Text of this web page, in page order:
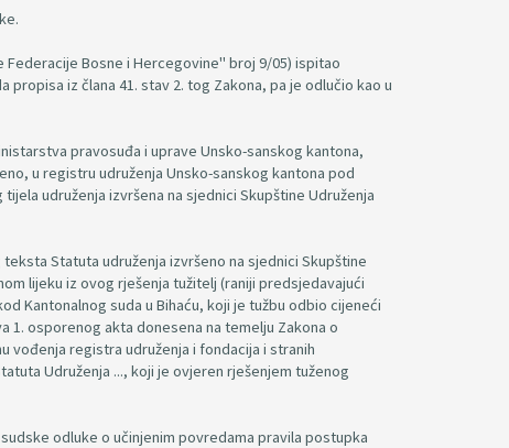
Federacije Bosne i Hercegovine" broj 9/05) ispitao
iz člana 41. stav 2. tog Zakona, pa je odlučio kao u
pravosuđa i uprave Unsko-sanskog kantona,
u registru udruženja Unsko-sanskog kantona pod
udruženja izvršena na sjednici Skupštine Udruženja
Statuta udruženja izvršeno na sjednici Skupštine
lijeku iz ovog rješenja tužitelj (raniji predsjedavajući
Kantonalnog suda u Bihaću, koji je tužbu odbio cijeneći
osporenog akta donesena na temelju Zakona o
vođenja registra udruženja i fondacija i stranih
Udruženja ..., koji je ovjeren rješenjem tuženog
odluke o učinjenim povredama pravila postupka